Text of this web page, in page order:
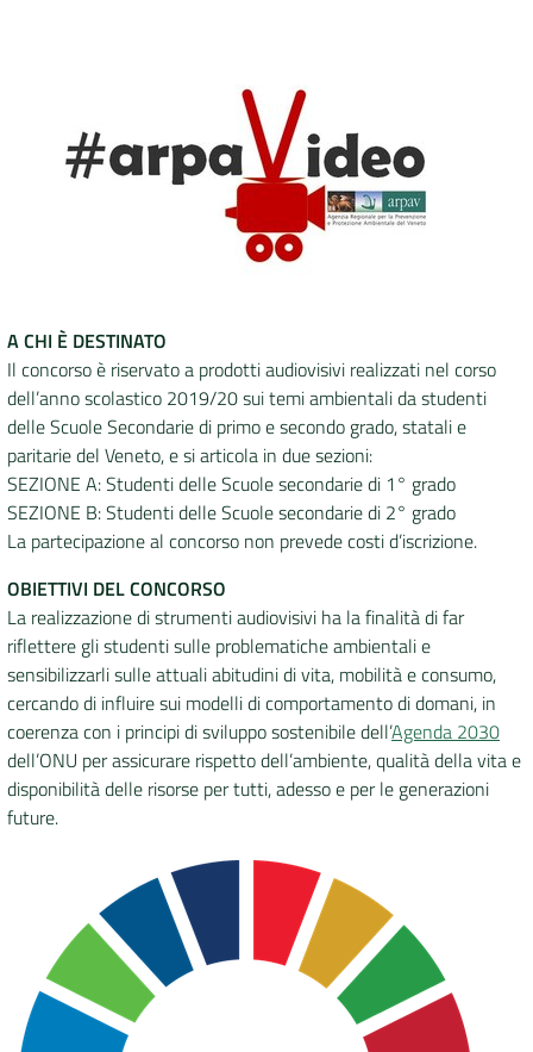
A CHI È DESTINATO
Il concorso è riservato a prodotti audiovisivi realizzati nel corso
dell’anno scolastico 2019/20 sui temi ambientali da studenti
delle Scuole Secondarie di primo e secondo grado, statali e
paritarie del Veneto, e si articola in due sezioni:
SEZIONE A: Studenti delle Scuole secondarie di 1° grado
SEZIONE B: Studenti delle Scuole secondarie di 2° grado
La partecipazione al concorso non prevede costi d’iscrizione.
OBIETTIVI DEL CONCORSO
La realizzazione di strumenti audiovisivi ha la finalità di far
riflettere gli studenti sulle problematiche ambientali e
sensibilizzarli sulle attuali abitudini di vita, mobilità e consumo,
cercando di influire sui modelli di comportamento di domani, in
coerenza con i principi di sviluppo sostenibile dell’Agenda 2030
dell’ONU per assicurare rispetto dell’ambiente, qualità della vita e
disponibilità delle risorse per tutti, adesso e per le generazioni
future.